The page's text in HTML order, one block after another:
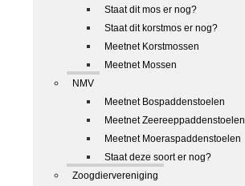
Staat dit mos er nog?
Staat dit korstmos er nog?
Meetnet Korstmossen
Meetnet Mossen
NMV
Meetnet Bospaddenstoelen
Meetnet Zeereeppaddenstoelen
Meetnet Moeraspaddenstoelen
Staat deze soort er nog?
Zoogdiervereniging